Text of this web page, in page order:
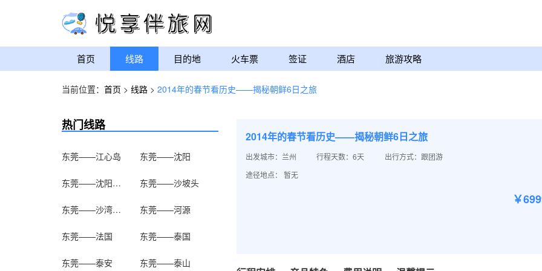
首页 线路 目的地 火车票 签证 酒店 旅游攻略
当前位置： 首页 > 线路 > 2014年的春节看历史——揭秘朝鲜6日之旅
热门线路
东莞——江心岛 东莞——沈阳
东莞——沈阳故宫 东莞——沙坡头
东莞——沙湾古镇 东莞——河源
东莞——法国 东莞——泰国
东莞——泰安 东莞——泰山
2014年的春节看历史——揭秘朝鲜6日之旅
出发城市：兰州 行程天数：6天
出行方式：跟团游
途径地点： 暂无
￥